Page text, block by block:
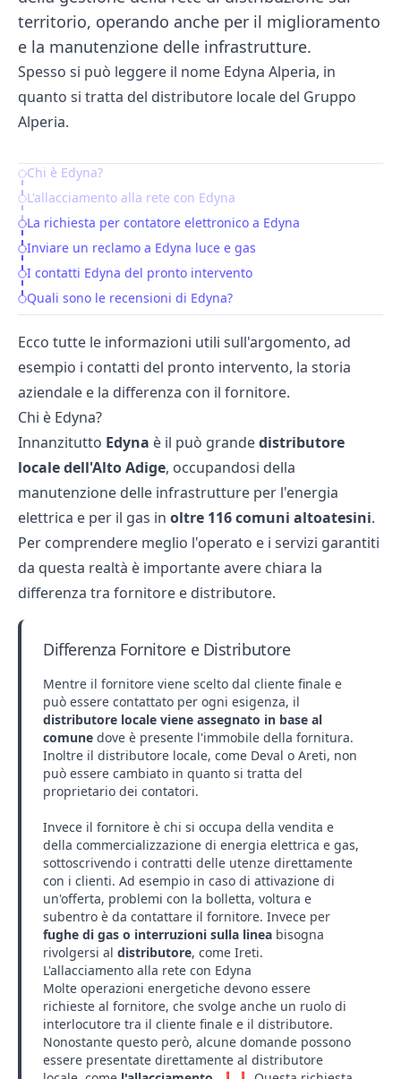
territorio, operando anche per il miglioramento
e la manutenzione delle infrastrutture.
Spesso si può leggere il nome Edyna Alperia, in
quanto si tratta del distributore locale del Gruppo
Alperia.
Table of Contents
Chi è Edyna?
L'allacciamento alla rete con Edyna
La richiesta per contatore elettronico a Edyna
Inviare un reclamo a Edyna luce e gas
I contatti Edyna del pronto intervento
Quali sono le recensioni di Edyna?
Ecco tutte le informazioni utili sull'argomento, ad
esempio i contatti del pronto intervento, la storia
aziendale e la differenza con il fornitore.
Chi è Edyna?
Innanzitutto Edyna è il può grandedistributore
locale dell'Alto Adige, occupandosi della
manutenzione delle infrastrutture per l'energia
elettrica e per il gas in oltre 116 comuni altoatesini.
Per comprendere meglio l'operato e i servizi garantiti
da questa realtà è importante avere chiara la
differenza tra fornitore e distributore.
Differenza Fornitore e Distributore
Mentre il fornitore viene scelto dal cliente finale e
può essere contattato per ogni esigenza, il
distributore locale viene assegnato in base al
comune dove è presente l'immobile della fornitura.
Inoltre il distributore locale, come Deval o Areti, non
può essere cambiato in quanto si tratta del
proprietario dei contatori.
Invece il fornitore è chi si occupa della vendita e
della commercializzazione di energia elettrica e gas,
sottoscrivendo i contratti delle utenze direttamente
con i clienti. Ad esempio in caso di attivazione di
un'offerta, problemi con la bolletta, voltura e
subentro è da contattare il fornitore. Invece per
fughe di gas o interruzioni sulla linea bisogna
rivolgersi al distributore, come Ireti.
L'allacciamento alla rete con Edyna
Molte operazioni energetiche devono essere
richieste al fornitore, che svolge anche un ruolo di
interlocutore tra il cliente finale e il distributore.
Nonostante questo però, alcune domande possono
essere presentate direttamente al distributore